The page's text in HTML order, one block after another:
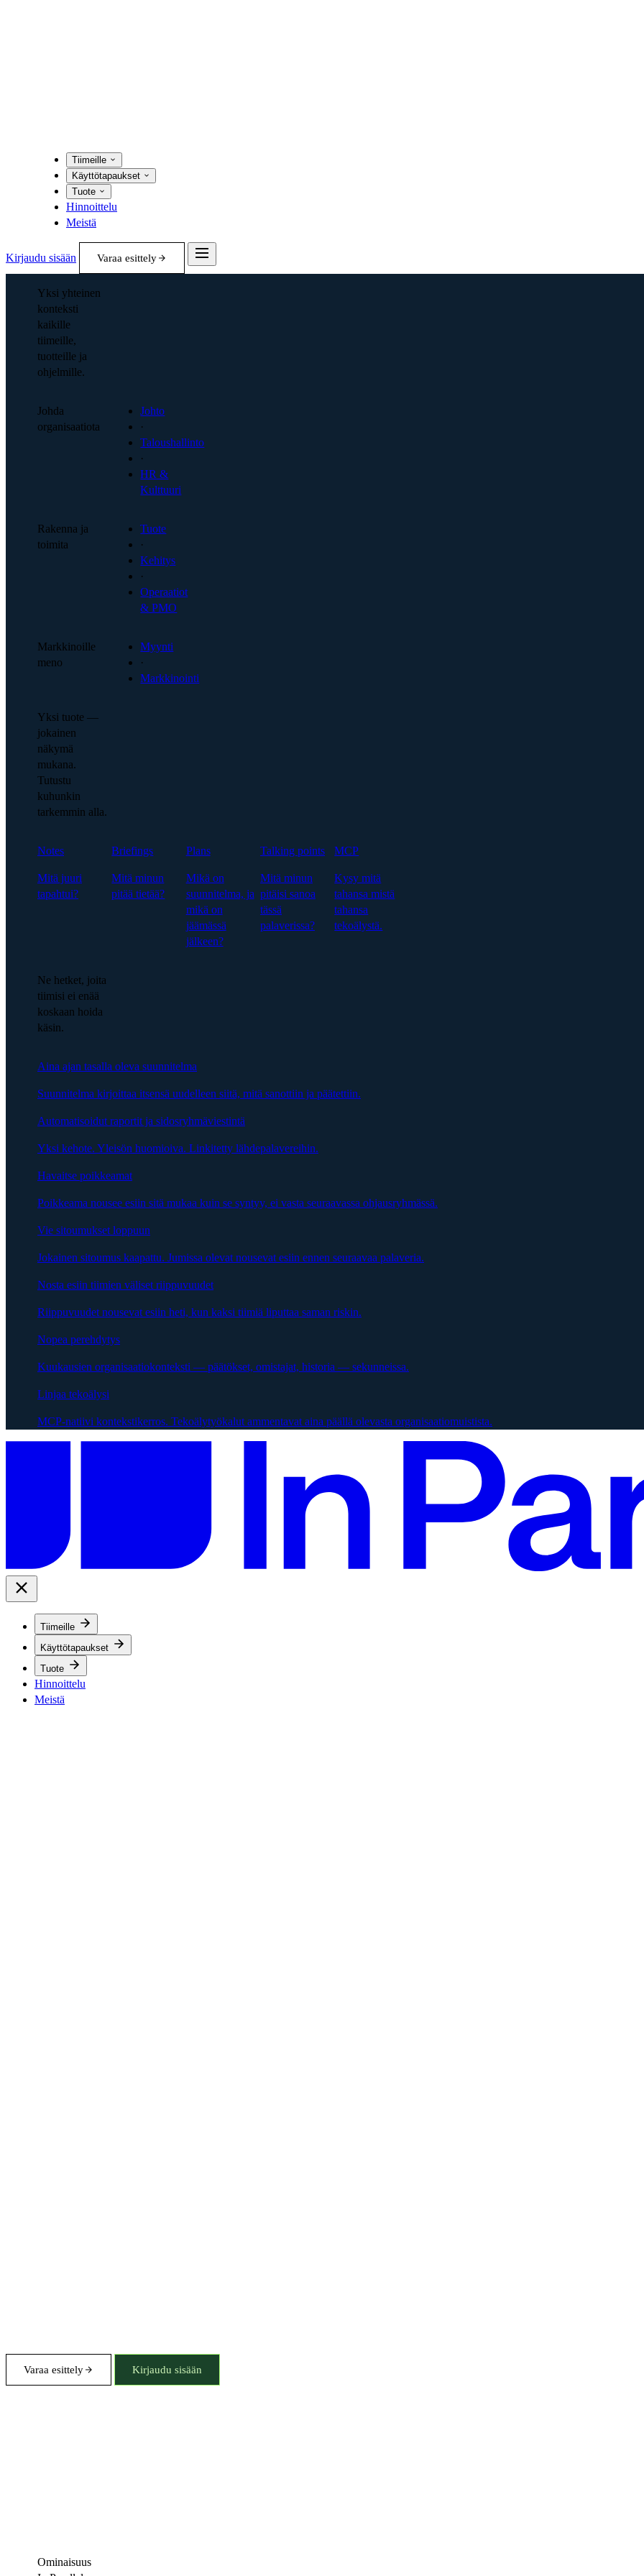
Tiimeille
Käyttötapaukset
Tuote
Hinnoittelu
Meistä
Kirjaudu sisään Varaa esittely
Yksi yhteinen
konteksti
kaikille
tiimeille,
tuotteille ja
ohjelmille.
Johda
organisaatiota
Johto
·
Taloushallinto
·
HR &
Kulttuuri
Rakenna ja
toimita
Tuote
·
Kehitys
·
Operaatiot
& PMO
Markkinoille
meno
Myynti
·
Markkinointi
Yksi tuote —
jokainen
näkymä
mukana.
Tutustu
kuhunkin
tarkemmin alla.
Notes
Mitä juuri
tapahtui?
Briefings
Mitä minun
pitää tietää?
Plans
Mikä on
suunnitelma, ja
mikä on
jäämässä
jälkeen?
Talking points
Mitä minun
pitäisi sanoa
tässä
palaverissa?
MCP
Kysy mitä
tahansa mistä
tahansa
tekoälystä.
Ne hetket, joita
tiimisi ei enää
koskaan hoida
käsin.
Aina ajan tasalla oleva suunnitelma
Suunnitelma kirjoittaa itsensä uudelleen siitä, mitä sanottiin ja päätettiin.
Automatisoidut raportit ja sidosryhmäviestintä
Yksi kehote. Yleisön huomioiva. Linkitetty lähdepalavereihin.
Havaitse poikkeamat
Poikkeama nousee esiin sitä mukaa kuin se syntyy, ei vasta seuraavassa ohjausryhmässä.
Vie sitoumukset loppuun
Jokainen sitoumus kaapattu. Jumissa olevat nousevat esiin ennen seuraavaa palaveria.
Nosta esiin tiimien väliset riippuvuudet
Riippuvuudet nousevat esiin heti, kun kaksi tiimiä liputtaa saman riskin.
Nopea perehdytys
Kuukausien organisaatiokonteksti — päätökset, omistajat, historia — sekunneissa.
Linjaa tekoälysi
MCP-natiivi kontekstikerros. Tekoälytyökalut ammentavat aina päällä olevasta organisaatiomuistista.
Tiimeille
Käyttötapaukset
Tuote
Hinnoittelu
Meistä
Varaa esittely Kirjaudu sisään
Ominaisuus